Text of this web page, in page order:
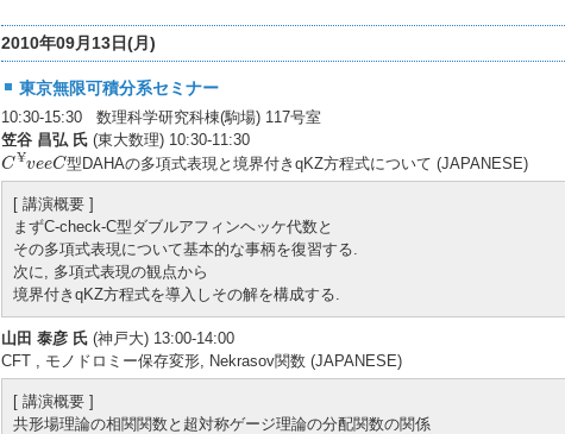
2010年09月13日(月)
東京無限可積分系セミナー
10:30-15:30 数理科学研究科棟(駒場) 117号室
笠谷 昌弘 氏 (東大数理) 10:30-11:30
C¥veeC
C¥v eeC
型DAHAの多項式表現と境界付きqKZ方程式について (JAPANESE)
[ 講演概要 ]
まずC-check-C型ダブルアフィンヘッケ代数と
その多項式表現について基本的な事柄を復習する.
次に, 多項式表現の観点から
境界付きqKZ方程式を導入しその解を構成する.
山田 泰彦 氏 (神戸大) 13:00-14:00
CFT , モノドロミー保存変形, Nekrasov関数 (JAPANESE)
[ 講演概要 ]
共形場理論の相関関数と超対称ゲージ理論の分配関数の関係